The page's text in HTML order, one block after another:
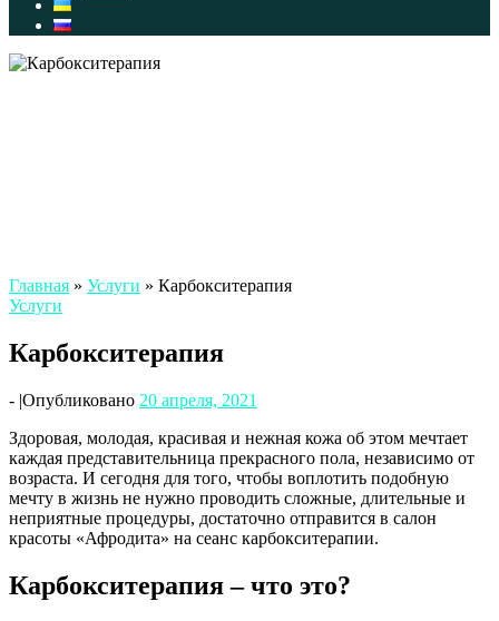
Главная » Услуги » Карбокситерапия
Услуги
Карбокситерапия
- |Опубликовано 20 апреля, 2021
Здоровая, молодая, красивая и нежная кожа об этом мечтает
каждая представительница прекрасного пола, независимо от
возраста. И сегодня для того, чтобы воплотить подобную
мечту в жизнь не нужно проводить сложные, длительные и
неприятные процедуры, достаточно отправится в салон
красоты «Афродита» на сеанс карбокситерапии.
Карбокситерапия – что это?